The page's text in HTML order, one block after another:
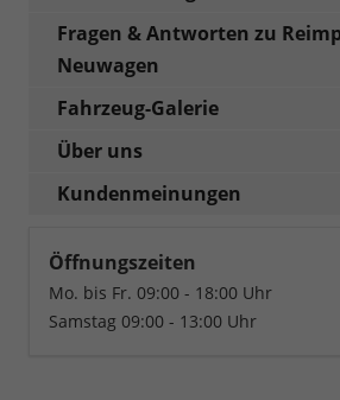
Fragen & Antworten zu
Neuwagen
Fahrzeug-Galerie
Über uns
Kundenmeinungen
Öffnungszeiten
Mo. bis Fr. 09:00 - 18:00 Uhr
Samstag 09:00 - 13:00 Uhr